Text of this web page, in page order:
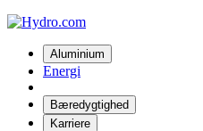
Aluminium
Energi
Bæredygtighed
Karriere